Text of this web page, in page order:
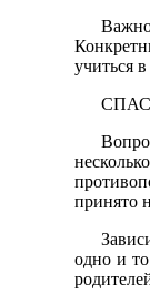
учиться
принято
одно и